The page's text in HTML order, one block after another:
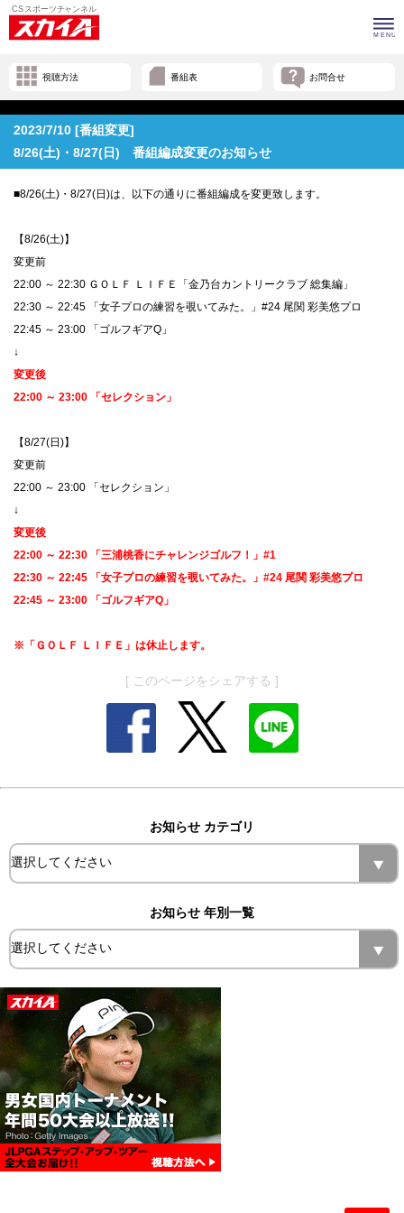
視聴方法 番組表 お問合せ
2023/7/10 [番組変更]
8/26(土)・8/27(日) 番組編成変更のお知らせ
■8/26(土)・8/27(日)は、以下の通りに番組編成を変更致します。
【8/26(土)】
変更前
22:00 ～ 22:30 ＧＯＬＦ ＬＩＦＥ「金乃台カントリークラブ 総集編」
22:30 ～ 22:45 「女子プロの練習を覗いてみた。」#24 尾関 彩美悠プロ
22:45 ～ 23:00 「ゴルフギアQ」
↓
変更後
22:00 ～ 23:00 「セレクション」
【8/27(日)】
変更前
22:00 ～ 23:00 「セレクション」
↓
変更後
22:00 ～ 22:30 「三浦桃香にチャレンジゴルフ！」#1
22:30 ～ 22:45 「女子プロの練習を覗いてみた。」#24 尾関 彩美悠プロ
22:45 ～ 23:00 「ゴルフギアQ」
※「ＧＯＬＦ ＬＩＦＥ」は休止します。
[ このページをシェアする ]
お知らせ カテゴリ
お知らせ 年別一覧